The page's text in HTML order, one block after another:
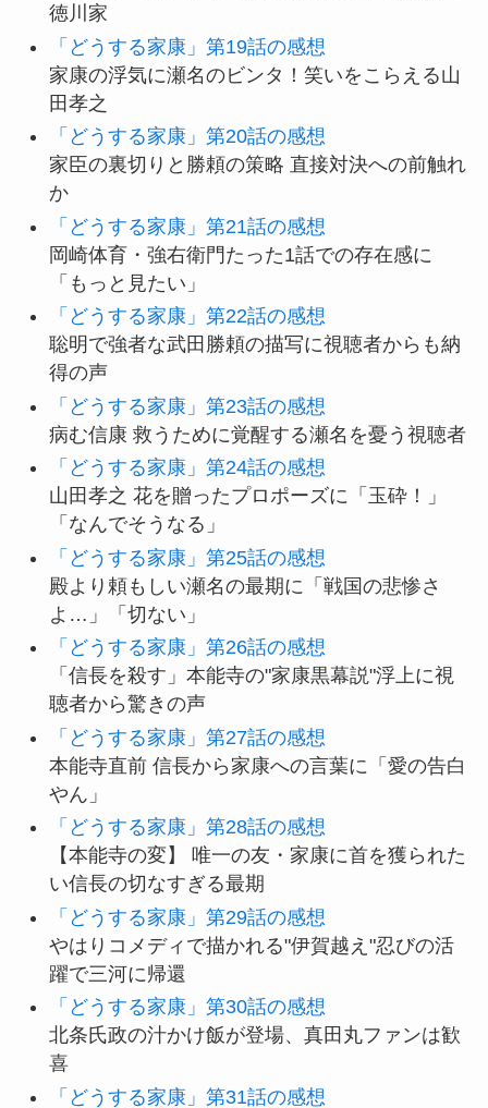
徳川家
「どうする家康」第19話の感想
家康の浮気に瀬名のビンタ！笑いをこらえる山
田孝之
「どうする家康」第20話の感想
家臣の裏切りと勝頼の策略 直接対決への前触れ
か
「どうする家康」第21話の感想
岡崎体育・強右衛門たった1話での存在感に
「もっと見たい」
「どうする家康」第22話の感想
聡明で強者な武田勝頼の描写に視聴者からも納
得の声
「どうする家康」第23話の感想
病む信康 救うために覚醒する瀬名を憂う視聴者
「どうする家康」第24話の感想
山田孝之 花を贈ったプロポーズに「玉砕！」
「なんでそうなる」
「どうする家康」第25話の感想
殿より頼もしい瀬名の最期に「戦国の悲惨さ
よ…」「切ない」
「どうする家康」第26話の感想
「信長を殺す」本能寺の"家康黒幕説"浮上に視
聴者から驚きの声
「どうする家康」第27話の感想
本能寺直前 信長から家康への言葉に「愛の告白
やん」
「どうする家康」第28話の感想
【本能寺の変】 唯一の友・家康に首を獲られた
い信長の切なすぎる最期
「どうする家康」第29話の感想
やはりコメディで描かれる"伊賀越え"忍びの活
躍で三河に帰還
「どうする家康」第30話の感想
北条氏政の汁かけ飯が登場、真田丸ファンは歓
喜
「どうする家康」第31話の感想